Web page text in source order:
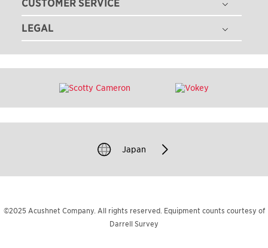
ゴルフギア
ツアー情報
TEAM TITLEIST
タイトリスト直営店
過去のモデル（米国サイト）
ゴルフボールフィッティング
ゴルフクラブフィッティング
ゴルフクラブ パフォーマンス体感イベント
CUSTOMER SERVICE
注文状況の確認
ゴルフクラブ レンタル
カスタムクラブガイド
ゴルフクラブ修理
模倣品に関するご注意
お問い合わせ
LEGAL
特定商取引法に基づく表記
プライバシーポリシー
クッキーポリシー
Japan
©2025 Acushnet Company. All rights reserved. Equipment counts courtesy of
Darrell Survey